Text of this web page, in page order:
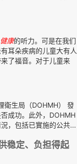
健康的听力。可是在我们
耳朵疾病的儿童大有人
了福音。对于儿童来
衛生局（DOHMH） 發
成功。此外，DOHMH
，包括已實施的公共...
稳定、负担得起